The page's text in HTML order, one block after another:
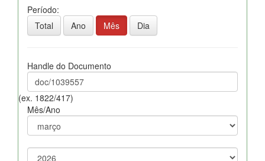
Período:
Total
Ano Mês Dia
Handle do Documento
(ex. 1822/417)
Mês/Ano